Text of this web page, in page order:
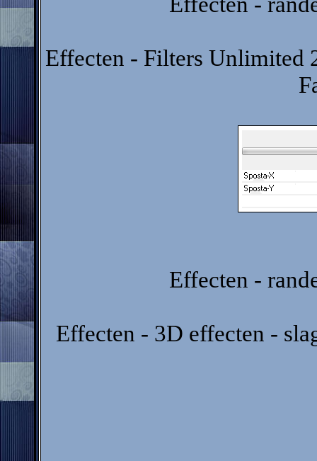
Effecten - Filters Unlimited
Effecten -
Effecten - 3D effecten -